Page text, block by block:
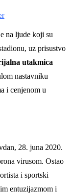
na ljude koji su
uz prisustvo
utakmica
nastavniku
i cenjenom u
28. juna 2020.
virusom. Ostao
i sportski
entuzijazmom i